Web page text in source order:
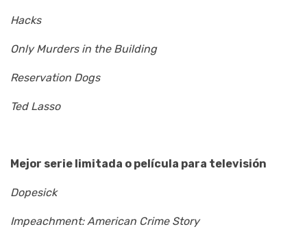
Hacks
Only Murders in the Building
Reservation Dogs
Ted Lasso
Mejor serie limitada o película para televisión
Dopesick
Impeachment: American Crime Story